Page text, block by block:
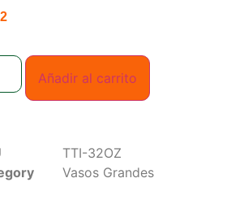
Añadir al carrito
TTI-32OZ
Vasos Grandes